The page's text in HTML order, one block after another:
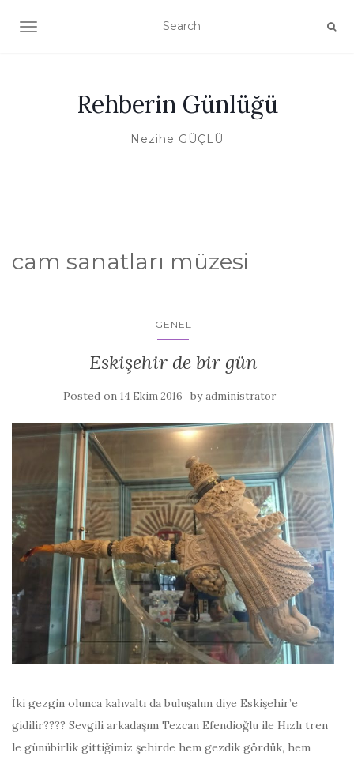
TOGGLE NAVIGATION
Rehberin Günlüğü
Nezihe GÜÇLÜ
cam sanatları müzesi
GENEL
Eskişehir de bir gün
Posted on 14 Ekim 2016 byadministrator
İki gezgin olunca kahvaltı da buluşalım diye Eskişehir’e
gidilir???? Sevgili arkadaşım Tezcan Efendioğlu ile Hızlı tren
le günübirlik gittiğimiz şehirde hem gezdik gördük, hem